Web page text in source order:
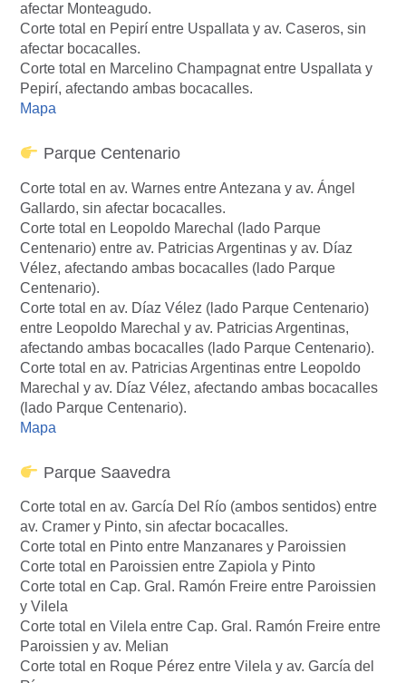
afectar Monteagudo.
Corte total en Pepirí entre Uspallata y av. Caseros, sin
afectar bocacalles.
Corte total en Marcelino Champagnat entre Uspallata y
Pepirí, afectando ambas bocacalles.
Mapa
Parque Centenario
Corte total en av. Warnes entre Antezana y av. Ángel
Gallardo, sin afectar bocacalles.
Corte total en Leopoldo Marechal (lado Parque
Centenario) entre av. Patricias Argentinas y av. Díaz
Vélez, afectando ambas bocacalles (lado Parque
Centenario).
Corte total en av. Díaz Vélez (lado Parque Centenario)
entre Leopoldo Marechal y av. Patricias Argentinas,
afectando ambas bocacalles (lado Parque Centenario).
Corte total en av. Patricias Argentinas entre Leopoldo
Marechal y av. Díaz Vélez, afectando ambas bocacalles
(lado Parque Centenario).
Mapa
Parque Saavedra
Corte total en av. García Del Río (ambos sentidos) entre
av. Cramer y Pinto, sin afectar bocacalles.
Corte total en Pinto entre Manzanares y Paroissien
Corte total en Paroissien entre Zapiola y Pinto
Corte total en Cap. Gral. Ramón Freire entre Paroissien
y Vilela
Corte total en Vilela entre Cap. Gral. Ramón Freire entre
Paroissien y av. Melian
Corte total en Roque Pérez entre Vilela y av. García del